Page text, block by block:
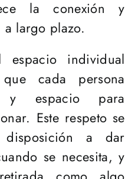
la conexión y
largo plazo.
individual
cada persona
y espacio para
Este respeto se
a dar
se necesita, y